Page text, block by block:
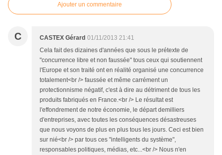
Ajouter un commentaire
C CASTEX Gérard 01/11/2013 21:41
Cela fait des dizaines d'années que sous le prétexte de
"concurrence libre et non faussée" tous ceux qui soutiennent
l'Europe et son traité ont en réalité organisé une concurrence
totalement<br /> faussée et même carrément un
protectionnisme négatif, c'est à dire au détriment de tous les
produits fabriqués en France.<br /> Le résultat est
l'effondrement de notre économie, le départ demilliers
d'entreprises, avec toutes les conséquences désastreuses
que nous voyons de plus en plus tous les jours. Ceci est bien
sur nié<br /> par tous ces "intelligents du système",
responsables politiques, médias, etc...<br /> Nous n'en